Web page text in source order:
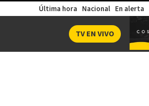
Última hora Nacional En alerta
TV EN VIVO